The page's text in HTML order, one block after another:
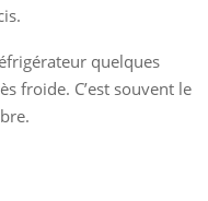
quelques
froide. C’est souvent le